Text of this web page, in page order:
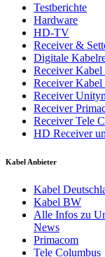
Testberichte
Hardware
HD-TV
Receiver &
Digitale
Receiver Kabel
Receiver
Receiver
Receiver
Receiver Tele
HD Receiver
Kabel Anbieter
Kabel
Kabel BW
Alle Infos zu
News
Primacom
Tele Columbus